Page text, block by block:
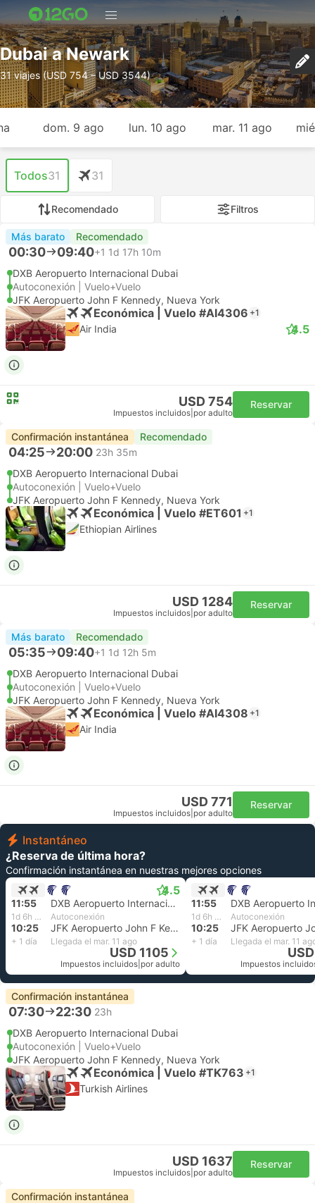
Dubai a Newark
31 viajes (USD 754 – USD 3544)
dom. 9 ago lun. 10 ago mar. 11 ago
Todos31 31
Recomendado Filtros
Más barato Recomendado
00:30 09:40+1 1d 17h 10m
DXB Aeropuerto Internacional Dubai
Autoconexión | Vuelo+Vuelo
JFK Aeropuerto John F Kennedy, Nueva York
Económica | Vuelo #AI4306 +1
Air India 4.5
USD 754
Impuestos incluidos por adulto
Reservar
Confirmación instantánea Recomendado
04:25 20:00 23h 35m
DXB Aeropuerto Internacional Dubai
Autoconexión | Vuelo+Vuelo
JFK Aeropuerto John F Kennedy, Nueva York
Económica | Vuelo #ET601 +1
Ethiopian Airlines
USD 1284
Impuestos incluidos por adulto
Reservar
Más barato Recomendado
05:35 09:40+1 1d 12h 5m
DXB Aeropuerto Internacional Dubai
Autoconexión | Vuelo+Vuelo
JFK Aeropuerto John F Kennedy, Nueva York
Económica | Vuelo #AI4308 +1
Air India
USD 771
Impuestos incluidos por adulto
Reservar
Instantáneo
¿Reserva de última hora?
Confirmación instantánea en nuestras mejores opciones
4.5
11:55 DXB Aeropuerto Internacional Dubai
1d 6h 30m Autoconexión
10:25 JFK Aeropuerto John F Kennedy, Nueva York
+ 1 día Llegada el mar. 11 ago
USD 1105
Impuestos incluidos por adulto
11:55
1d 6h 30m Autoconexión
10:25
+ 1 día Llegada el mar. 11
Impuestos
Confirmación instantánea
07:30 22:30 23h
DXB Aeropuerto Internacional Dubai
Autoconexión | Vuelo+Vuelo
JFK Aeropuerto John F Kennedy, Nueva York
Económica | Vuelo #TK763 +1
Turkish Airlines
USD 1637
Impuestos incluidos por adulto
Reservar
Confirmación instantánea